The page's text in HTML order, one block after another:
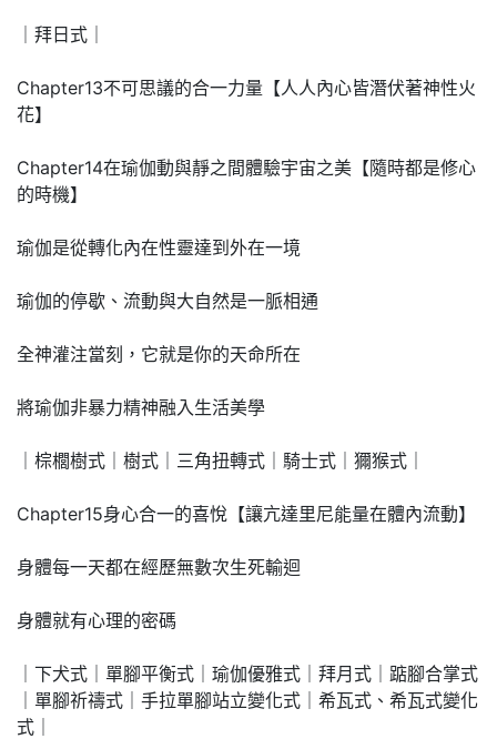
｜拜日式｜
Chapter13不可思議的合一力量【人人內心皆潛伏著神性火
花】
Chapter14在瑜伽動與靜之間體驗宇宙之美【隨時都是修心
的時機】
瑜伽是從轉化內在性靈達到外在一境
瑜伽的停歇、流動與大自然是一脈相通
全神灌注當刻，它就是你的天命所在
將瑜伽非暴力精神融入生活美學
｜棕櫚樹式｜樹式｜三角扭轉式｜騎士式｜獮猴式｜
Chapter15身心合一的喜悅【讓亢達里尼能量在體內流動】
身體每一天都在經歷無數次生死輸迴
身體就有心理的密碼
｜下犬式｜單腳平衡式｜瑜伽優雅式｜拜月式｜踮腳合掌式
｜單腳祈禱式｜手拉單腳站立變化式｜希瓦式、希瓦式變化
式｜